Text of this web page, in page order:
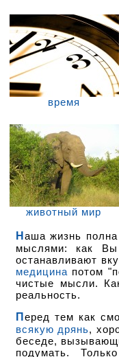
время
животный мир
Наша жизнь полна радости и приятных моментов, надо только их видеть. Задумайтесь сейчас над своими действиями и
мыслями: как
останавливают
медицина потом
чистые мысли.
реальность.
Перед тем как
всякую дрянь,
беседе,
подумать.